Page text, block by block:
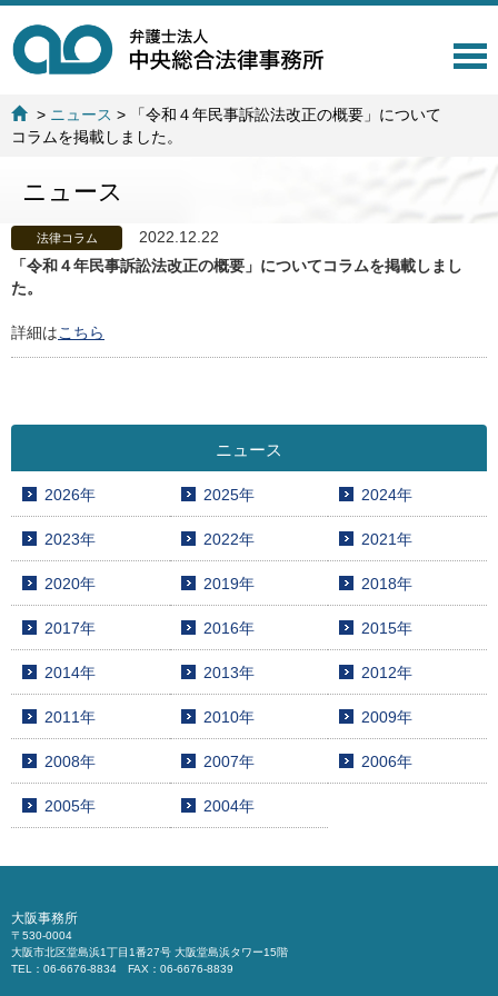
T
> ニュース >
「令和４年民事訴訟法改正の概要」について
コラムを掲載しました。
ニュース
法律コラム
2022.12.22
「令和４年民事訴訟法改正の概要」についてコラムを掲載しまし
た。
詳細はこちら
ニュース
2026年 2025年 2024年
2023年 2022年 2021年
2020年 2019年 2018年
2017年 2016年 2015年
2014年 2013年 2012年
2011年 2010年 2009年
2008年 2007年 2006年
2005年 2004年
大阪事務所
〒530-0004
大阪市北区堂島浜1丁目1番27号 大阪堂島浜タワー15階
TEL：06-6676-8834 FAX：06-6676-8839